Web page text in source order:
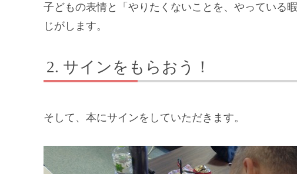
子どもの表情と「やりたくないことを、やっている
じがします。
サインをもらおう！
そして、本にサインをしていただきます。